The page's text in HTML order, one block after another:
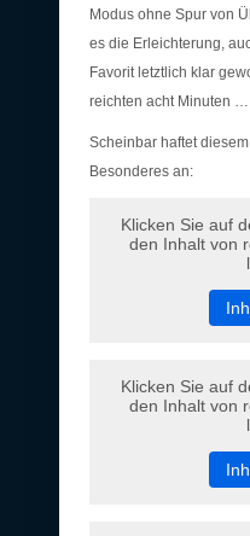
Modus ohne Spur von
es die Erleichterung,
Favorit letztlich klar
reichten acht Minuten …
Scheinbar haftet
Besonderes an:
Klicken Sie auf
den Inhalt von
Klicken Sie auf
den Inhalt von